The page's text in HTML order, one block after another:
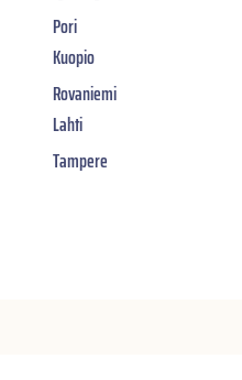
Pori
Kuopio
Rovaniemi
Lahti
Tampere